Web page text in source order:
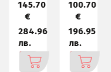
100.70
€
196.95
лв.
89.60
€
175.24
лв.